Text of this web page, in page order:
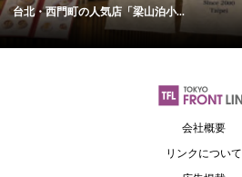
台北・西門町の人気店「梁山泊小...
会社概要
リンクについて